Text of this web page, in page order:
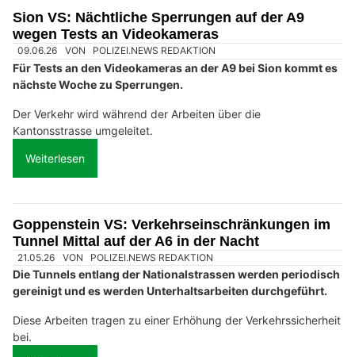
Sion VS: Nächtliche Sperrungen auf der A9
wegen Tests an Videokameras
09.06.26 VON POLIZEI.NEWS REDAKTION
Für Tests an den Videokameras an der A9 bei Sion kommt es
nächste Woche zu Sperrungen.
Der Verkehr wird während der Arbeiten über die
Kantonsstrasse umgeleitet.
Weiterlesen
Goppenstein VS: Verkehrseinschränkungen im
Tunnel Mittal auf der A6 in der Nacht
21.05.26 VON POLIZEI.NEWS REDAKTION
Die Tunnels entlang der Nationalstrassen werden periodisch
gereinigt und es werden Unterhaltsarbeiten durchgeführt.
Diese Arbeiten tragen zu einer Erhöhung der Verkehrssicherheit
bei.